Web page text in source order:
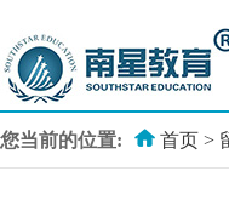
您当前的位置: 首页 >